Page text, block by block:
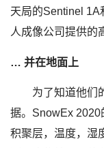
天局的Sentinel 1A
人成像公司提供的
… 并在地面上
为了知道他们
据。SnowEx 2020
积聚层，温度，湿